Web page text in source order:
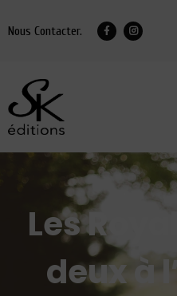
Nous Contacter.
Les
deux à